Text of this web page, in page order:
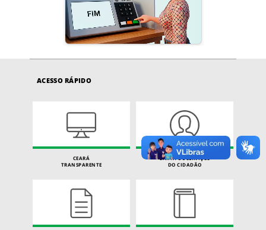
ACESSO RÁPIDO
CEARÁ
TRANSPARENTE
CARTA DE SERVIÇOS
DO CIDADÃO